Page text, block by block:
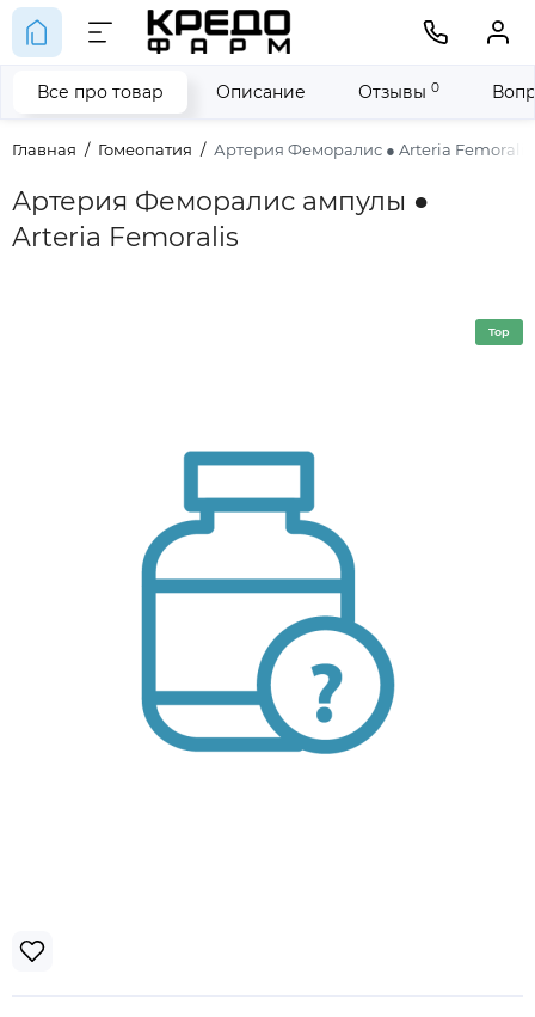
Главная Гомеопатия Артерия Феморалис ● Arteria Femoralis
Артерия Феморалис ампулы ●
Arteria Femoralis
Все про товар Описание Отзывы 0
Top